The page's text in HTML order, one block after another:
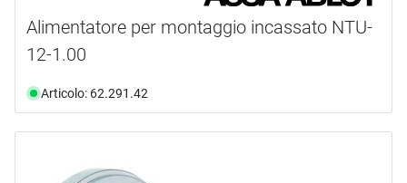
Alimentatore per montaggio incassato NTU-
12-1.00
Articolo: 62.291.42